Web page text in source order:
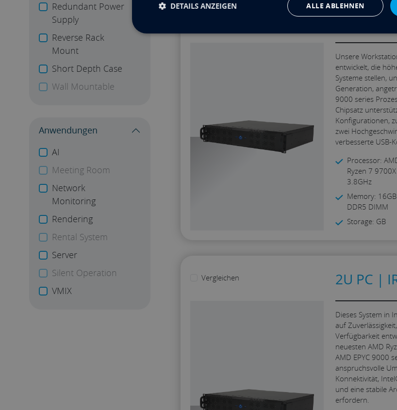
Redundant Power
Supply
Reverse Rack
Mount
Short Depth Case
Wall Mountable
Anwendungen
AI
Meeting Room
Network
Monitoring
Rendering
Rental System
Server
Silent Operation
VMIX
2U PC |
Unsere
entwickelt, die
Systeme stellen,
Generation,
9000 series
Chipsatz
Konfigurationen,
zwei
verbesserte USB-
Processor:
Ryzen 7 9700X
3.8GHz
Memory: 16GB
DDR5 DIMM
Storage: GB
Vergleichen 2U PC |
Dieses System in
auf
Verfügbarkeit
neuesten AMD
AMD EPYC 9000
anspruchsvolle
Konnektivität,
und eine stabile
erfordern.
ALLE ABLEHNEN
DETAILS ANZEIGEN